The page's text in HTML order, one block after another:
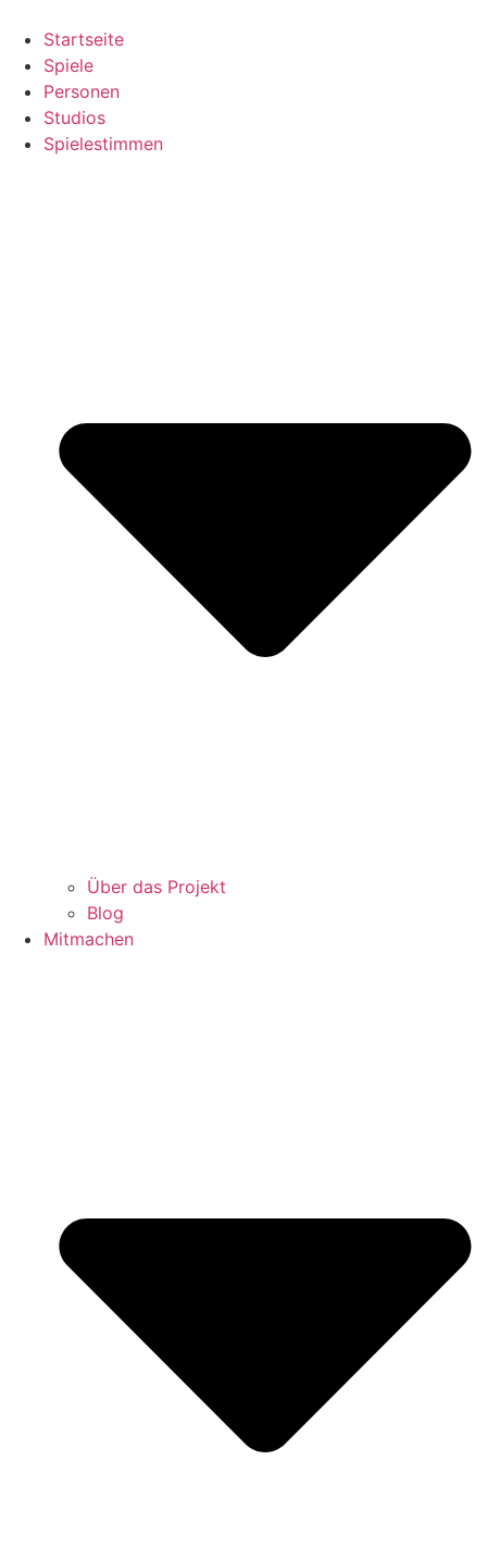
Inhalt
springen
Startseite
Spiele
Personen
Studios
Spielestimmen
Über das Projekt
Blog
Mitmachen